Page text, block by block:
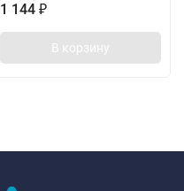
1 144 ₽
В корзину